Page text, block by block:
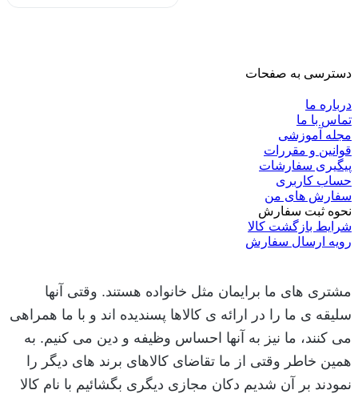
دسترسی به صفحات
درباره ما
تماس با ما
مجله آموزشی
قوانین و مقررات
پیگیری سفارشات
حساب کاربری
سفارش های من
نحوه ثبت سفارش
شرایط بازگشت کالا
رویه ارسال سفارش
مشتری های ما برایمان مثل خانواده هستند. وقتی آنها
سلیقه ی ما را در ارائه ی کالاها پسندیده اند و با ما همراهی
می کنند، ما نیز به آنها احساس وظیفه و دین می کنیم. به
همین خاطر وقتی از ما تقاضای کالاهای برند های دیگر را
نمودند بر آن شدیم دکان مجازی دیگری بگشائیم با نام کالا